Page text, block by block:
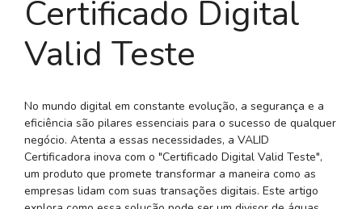
Certificado Digital
Valid Teste
No mundo digital em constante evolução, a segurança e a
eficiência são pilares essenciais para o sucesso de qualquer
negócio. Atenta a essas necessidades, a VALID
Certificadora inova com o "Certificado Digital Valid Teste",
um produto que promete transformar a maneira como as
empresas lidam com suas transações digitais. Este artigo